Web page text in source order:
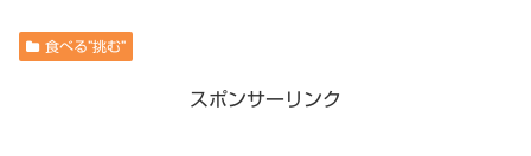
食べる”挑む”
スポンサーリンク